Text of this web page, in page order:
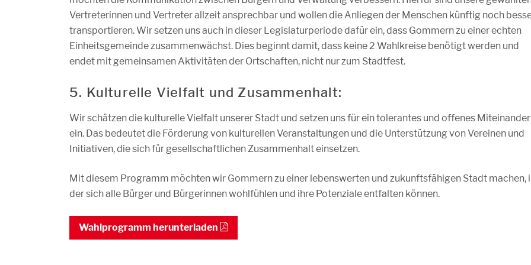
Vertreterinnen und Vertreter allzeit ansprechbar und wollen die Anliegen der Menschen künftig noch
transportieren. Wir setzen uns auch in dieser Legislaturperiode dafür ein, dass Gommern zu einer echten
Einheitsgemeinde zusammenwächst. Dies beginnt damit, dass keine 2 Wahlkreise benötigt werden und
endet mit gemeinsamen Aktivitäten der Ortschaften, nicht nur zum Stadtfest.
5. Kulturelle Vielfalt und Zusammenhalt:
Wir schätzen die kulturelle Vielfalt unserer Stadt und setzen uns für ein tolerantes und offenes Miteinander
ein. Das bedeutet die Förderung von kulturellen Veranstaltungen und die Unterstützung von Vereinen und
Initiativen, die sich für gesellschaftlichen Zusammenhalt einsetzen.
Mit diesem Programm möchten wir Gommern zu einer lebenswerten und zukunftsfähigen Stadt machen,
der sich alle Bürger und Bürgerinnen wohlfühlen und ihre Potenziale entfalten können.
Wahlprogramm herunterladen